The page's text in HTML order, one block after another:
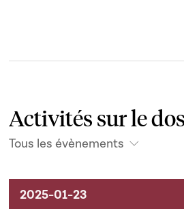
Activités sur le
Tous les évènements
Activités sur le dossier